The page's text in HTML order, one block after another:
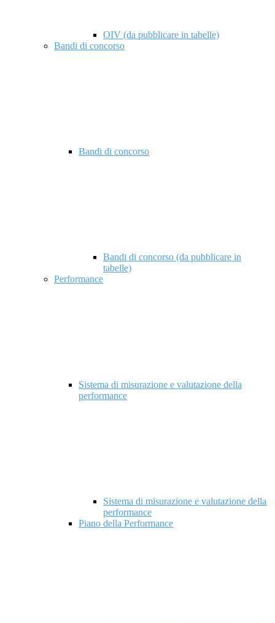
OIV (da pubblicare in tabelle)
Bandi di concorso
Bandi di concorso
Bandi di concorso (da pubblicare in
tabelle)
Performance
Sistema di misurazione e valutazione della
performance
Sistema di misurazione e valutazione della
performance
Piano della Performance